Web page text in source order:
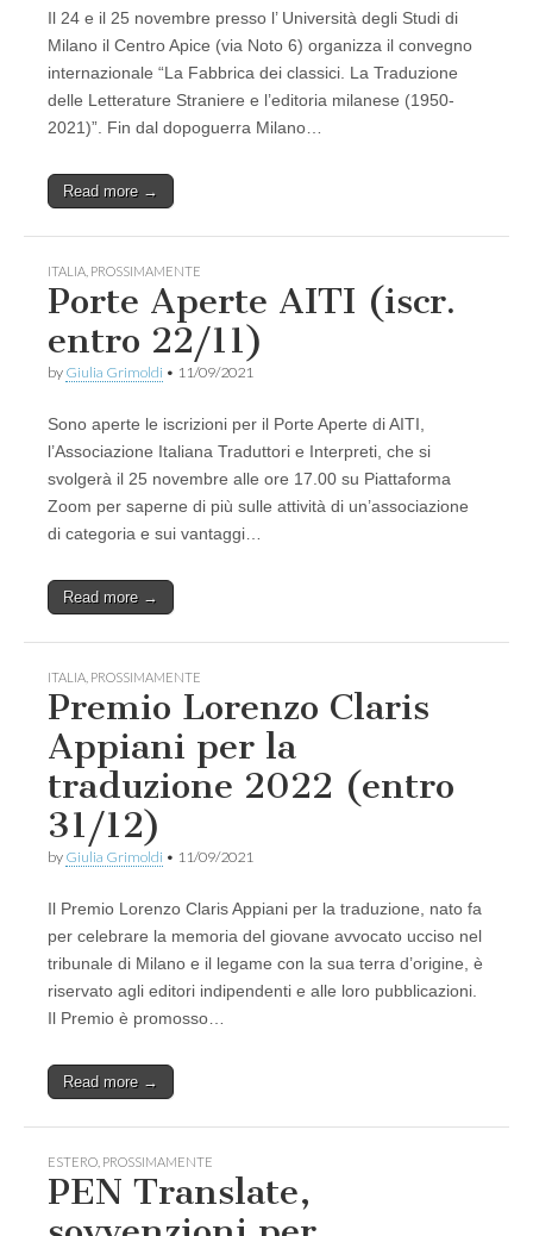
Il 24 e il 25 novembre presso l’ Università degli Studi di
Milano il Centro Apice (via Noto 6) organizza il convegno
internazionale “La Fabbrica dei classici. La Traduzione
delle Letterature Straniere e l’editoria milanese (1950-
2021)”. Fin dal dopoguerra Milano…
Read more →
ITALIA PROSSIMAMENTE
Porte Aperte AITI (iscr.
entro 22/11)
by Giulia Grimoldi • 11/09/2021
Sono aperte le iscrizioni per il Porte Aperte di AITI,
l’Associazione Italiana Traduttori e Interpreti, che si
svolgerà il 25 novembre alle ore 17.00 su Piattaforma
Zoom per saperne di più sulle attività di un’associazione
di categoria e sui vantaggi…
Read more →
ITALIA PROSSIMAMENTE
Premio Lorenzo Claris
Appiani per la
traduzione 2022 (entro
31/12)
by Giulia Grimoldi • 11/09/2021
Il Premio Lorenzo Claris Appiani per la traduzione, nato fa
per celebrare la memoria del giovane avvocato ucciso nel
tribunale di Milano e il legame con la sua terra d’origine, è
riservato agli editori indipendenti e alle loro pubblicazioni.
Il Premio è promosso…
Read more →
ESTERO PROSSIMAMENTE
PEN Translate,